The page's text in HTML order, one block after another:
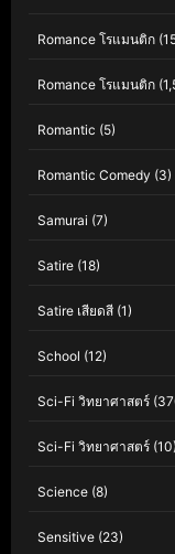
Romance โรแมนติก
Romance โรแมนติก
Romantic (5)
Romantic Comedy (3)
Samurai (7)
Satire (18)
Satire เสียดสี (1)
School (12)
Sci-Fi วิทยาศาสตร์
Sci-Fi วิทยาศาสตร์ (10)
Science (8)
Sensitive (23)